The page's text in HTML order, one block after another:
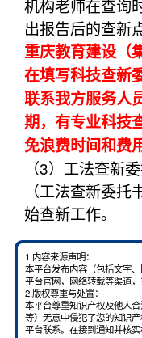
机构老师在查询
出报告后的查新
重庆教育建设（
在填写科技查新
联系我方服务人
期，有专业科技
免浪费时间和费
（3）工法查新
（工法查新委
始查新工作。
1.内容来源声明：
本平台发布内容（包括文字
平台官网，网络转载等渠道
2.版权尊重与处置：
本平台尊重知识产权及他人
等）无意中侵犯了您的知识
平台联系。在接到通知并核